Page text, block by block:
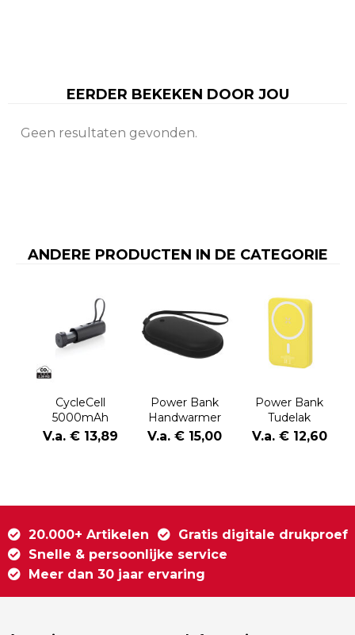
EERDER BEKEKEN DOOR JOU
Geen resultaten gevonden.
ANDERE PRODUCTEN IN DE CATEGORIE
CycleCell
5000mAh
powerbank met
verwijderbare
V.a. € 13,89
Power Bank
Handwarmer
Geax
V.a. € 15,00
Power Bank
Tudelak
V.a. € 12,60
20.000+ Artikelen
Gratis digitale drukproef
Snelle & persoonlijke service
Meer dan 30 jaar ervaring